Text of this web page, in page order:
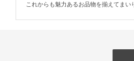
これからも魅力あるお品物を揃えてまい